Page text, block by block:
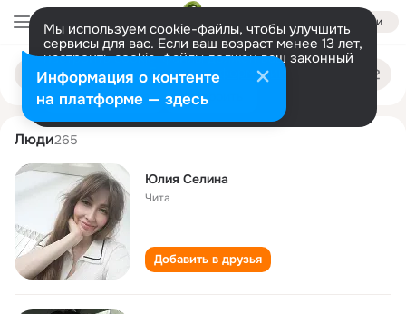
Войти
Мы используем cookie-файлы, чтобы улучшить
сервисы для вас. Если ваш возраст менее 13 лет,
настроить cookie-файлы должен ваш законный
представитель. Больше информации
Разрешить все Настроить
Поиск
людям
yuliya selina
Люди265
Юлия Селина
Чита
Добавить в друзья
Информация о контенте
на платформе — здесь